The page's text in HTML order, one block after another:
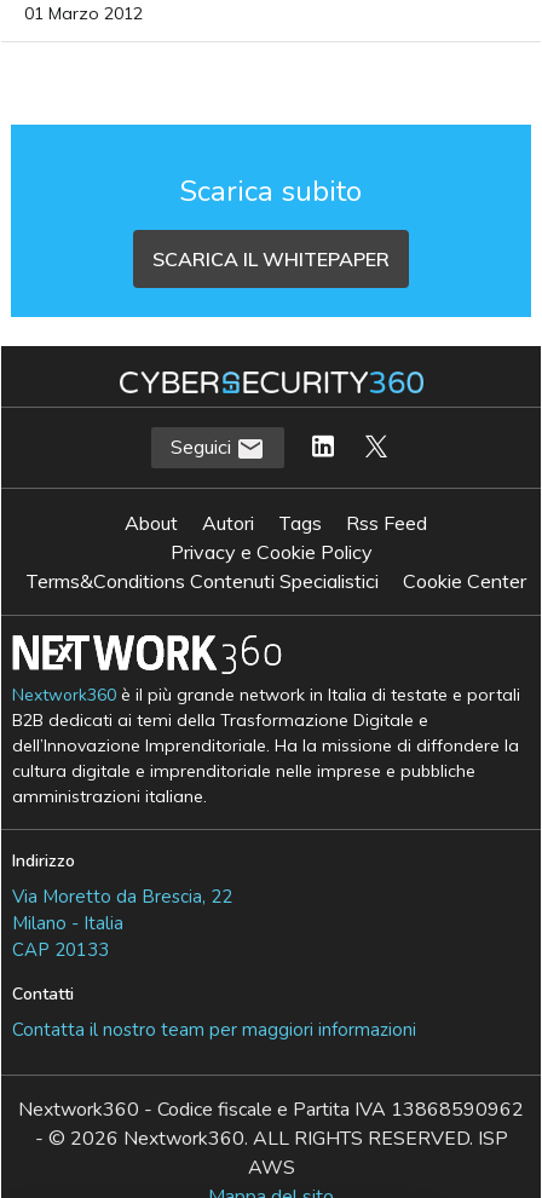
01 Marzo 2012
Scarica subito
SCARICA IL WHITEPAPER
Seguici
About Autori Tags
Rss Feed
Privacy e Cookie Policy
Terms&Conditions Contenuti Specialistici
Cookie Center
Nextwork360 è il più grande network in Italia di testate e portali
B2B dedicati ai temi della Trasformazione Digitale e
dell’Innovazione Imprenditoriale. Ha la missione di diffondere la
cultura digitale e imprenditoriale nelle imprese e pubbliche
amministrazioni italiane.
Indirizzo
Via Moretto da Brescia, 22
Milano - Italia
CAP 20133
Contatti
Contatta il nostro team per maggiori informazioni
Nextwork360 - Codice fiscale e Partita IVA 13868590962
- © 2026 Nextwork360. ALL RIGHTS RESERVED. ISP
AWS